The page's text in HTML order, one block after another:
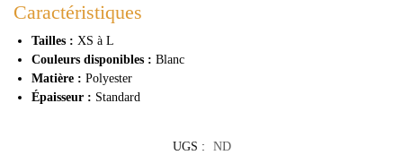
Caractéristiques
Tailles : XS à L
Couleurs disponibles : Blanc
Matière : Polyester
Épaisseur : Standard
UGS :
ND